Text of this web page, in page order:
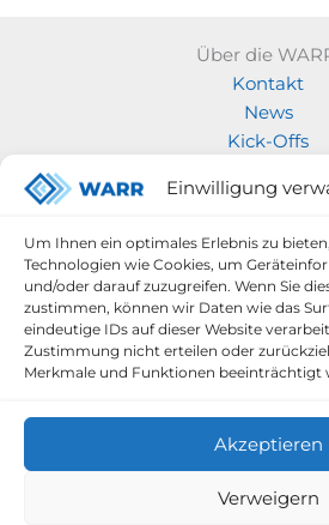
Einwilligung
Um Ihnen ein optimales Erlebnis zu
Technologien wie Cookies, um
und/oder darauf zuzugreifen. Wenn Sie
zustimmen, können wir Daten wie das
eindeutige IDs auf dieser Website
Zustimmung nicht erteilen oder
Merkmale und Funktionen beeinträchtigt
Akzeptieren
Verweigern
Über die
Kontakt
News
Kick-Offs
MOVE
Rocketry
Space labs
space